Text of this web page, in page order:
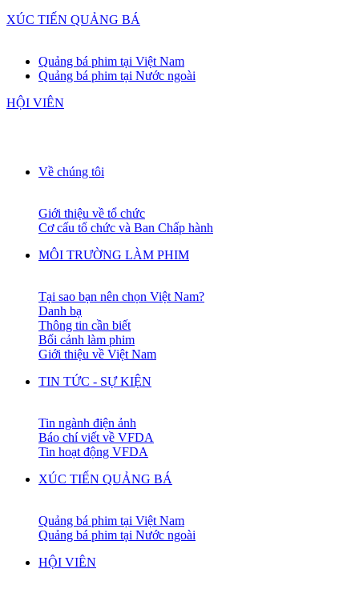
XÚC TIẾN QUẢNG BÁ
Quảng bá phim tại Việt Nam
Quảng bá phim tại Nước ngoài
HỘI VIÊN
Về chúng tôi
Giới thiệu về tổ chức
Cơ cấu tổ chức và Ban Chấp hành
MÔI TRƯỜNG LÀM PHIM
Tại sao bạn nên chọn Việt Nam?
Danh bạ
Thông tin cần biết
Bối cảnh làm phim
Giới thiệu về Việt Nam
TIN TỨC - SỰ KIỆN
Tin ngành điện ảnh
Báo chí viết về VFDA
Tin hoạt động VFDA
XÚC TIẾN QUẢNG BÁ
Quảng bá phim tại Việt Nam
Quảng bá phim tại Nước ngoài
HỘI VIÊN